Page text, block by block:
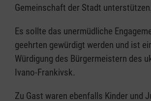
Gemeinschaft der Stadt unterstützen.
Es sollte das unermüdliche
geehrten gewürdigt werden und ist
Würdigung des Bürgermeistern des
Ivano-Frankivsk.
Zu Gast waren ebenfalls Kinder und